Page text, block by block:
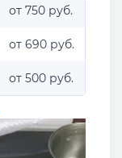
от 750 руб.
от 690 руб.
от 500 руб.